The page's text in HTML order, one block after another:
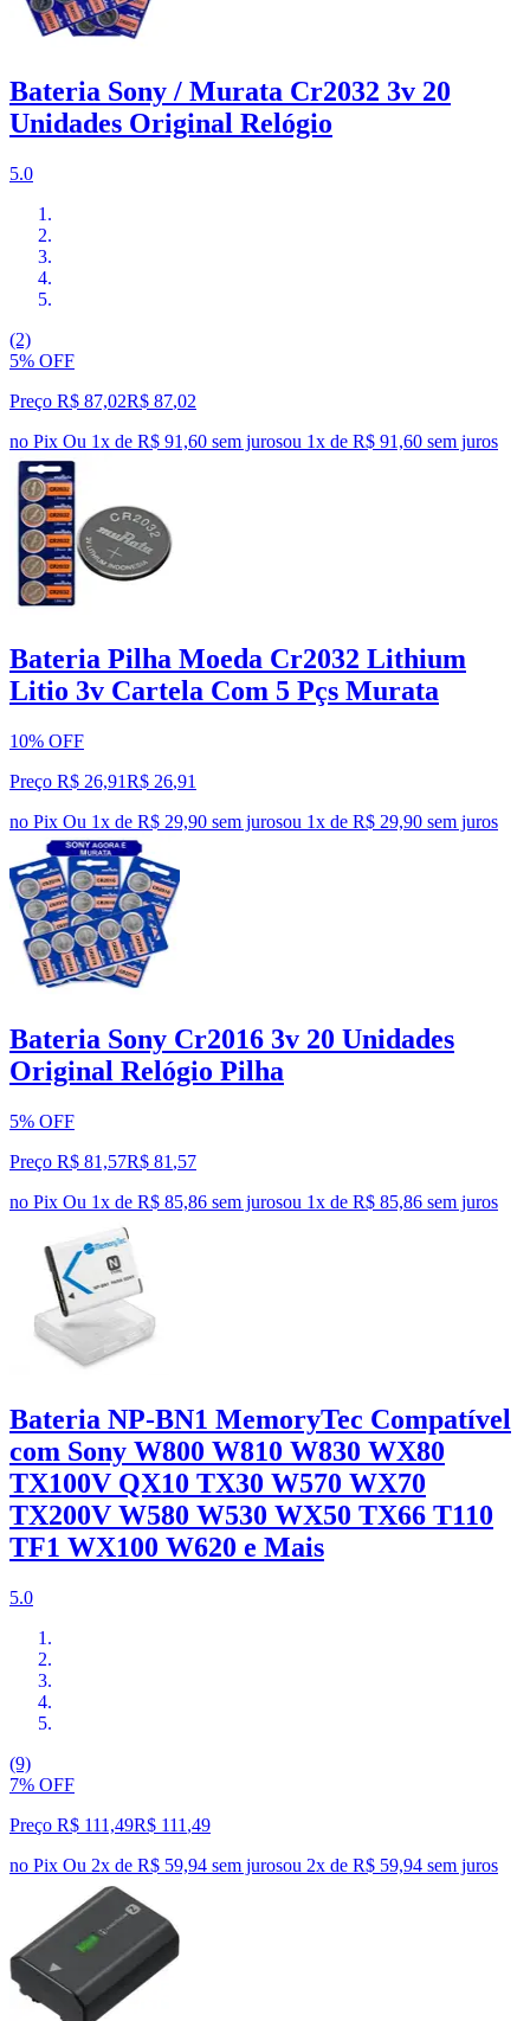
Bateria Sony / Murata Cr2032 3v 20
Unidades Original Relógio
5.0
(2)
5% OFF
Preço R$ 87,02R$ 87,02
no Pix Ou 1x de R$ 91,60 sem jurosou 1x de R$ 91,60 sem juros
Bateria Pilha Moeda Cr2032 Lithium
Litio 3v Cartela Com 5 Pçs Murata
10% OFF
Preço R$ 26,91R$ 26,91
no Pix Ou 1x de R$ 29,90 sem jurosou 1x de R$ 29,90 sem juros
Bateria Sony Cr2016 3v 20 Unidades
Original Relógio Pilha
5% OFF
Preço R$ 81,57R$ 81 ,57
no Pix Ou 1x de R$ 85,86 sem jurosou 1x de R$ 85,86 sem juros
Bateria NP-BN1 MemoryTec Compatível
com Sony W800 W810 W830 WX80
TX100V QX10 TX30 W570 WX70
TX200V W580 W530 WX50 TX66 T110
TF1 WX100 W620 e Mais
5.0
(9)
7% OFF
Preço R$ 111,49R$ 111 ,49
no Pix Ou 2x de R$ 59,94 sem jurosou 2x de R$ 59,94 sem juros